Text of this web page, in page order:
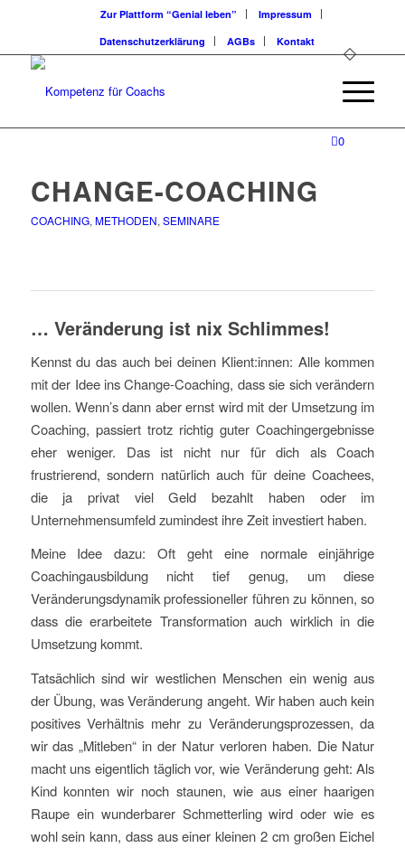
Zur Plattform “Genial leben”
Impressum
Datenschutzerklärung
AGBs Kontakt
0
CHANGE-COACHING
COACHING, METHODEN, SEMINARE
… Veränderung ist nix Schlimmes!
Kennst du das auch bei deinen Klient:innen: Alle kommen
mit der Idee ins Change-Coaching, dass sie sich verändern
wollen. Wenn’s dann aber ernst wird mit der Umsetzung im
Coaching, passiert trotz richtig guter Coachingergebnisse
eher weniger. Das ist nicht nur für dich als Coach
frustrierend, sondern natürlich auch für deine Coachees,
die ja privat viel Geld bezahlt haben oder im
Unternehmensumfeld zumindest ihre Zeit investiert haben.
Meine Idee dazu: Oft geht eine normale einjährige
Coachingausbildung nicht tief genug, um diese
Veränderungsdynamik professioneller führen zu können, so
dass die erarbeitete Transformation auch wirklich in die
Umsetzung kommt.
Tatsächlich sind wir westlichen Menschen ein wenig aus
der Übung, was Veränderung angeht. Wir haben auch kein
positives Verhältnis mehr zu Veränderungsprozessen, da
wir das „Mitleben“ in der Natur verloren haben. Die Natur
macht uns eigentlich täglich vor, wie Veränderung geht: Als
Kind konnten wir noch staunen, wie aus einer haarigen
Raupe ein wunderbarer Schmetterling wird oder wie es
wohl sein kann, dass aus einer kleinen 2 cm großen Eichel